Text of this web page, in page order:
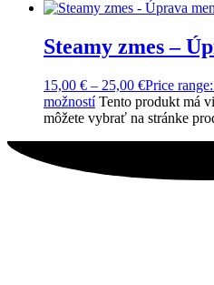
Steamy zmes –
15,00 € – 25,00 €Price
možností Tento produkt má
môžete vybrať na stránke